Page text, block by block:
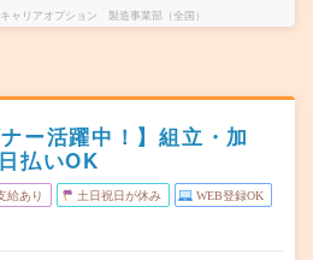
ャリアオプション 製造事業部（全国）
ー活躍中！】組立・加
払いOK
給あり 土日祝日が休み WEB登録OK